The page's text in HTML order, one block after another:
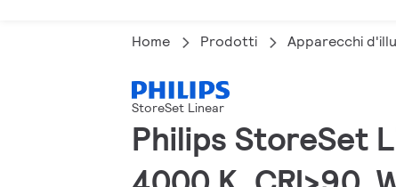
Home Prodotti Apparecchi
StoreSet Linear
Philips StoreSet